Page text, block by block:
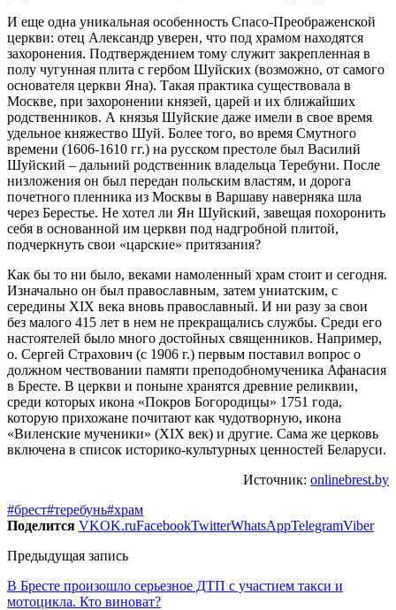
И еще одна уникальная особенность Спасо-Преображенской
церкви: отец Александр уверен, что под храмом находятся
захоронения. Подтверждением тому служит закрепленная в
полу чугунная плита с гербом Шуйских (возможно, от самого
основателя церкви Яна). Такая практика существовала в
Москве, при захоронении князей, царей и их ближайших
родственников. А князья Шуйские даже имели в свое время
удельное княжество Шуй. Более того, во время Смутного
времени (1606-1610 гг.) на русском престоле был Василий
Шуйский – дальний родственник владельца Теребуни. После
низложения он был передан польским властям, и дорога
почетного пленника из Москвы в Варшаву наверняка шла
через Берестье. Не хотел ли Ян Шуйский, завещая похоронить
себя в основанной им церкви под надгробной плитой,
подчеркнуть свои «царские» притязания?
Как бы то ни было, веками намоленный храм стоит и сегодня.
Изначально он был православным, затем униатским, с
середины XIX века вновь православный. И ни разу за свои
без малого 415 лет в нем не прекращались службы. Среди его
настоятелей было много достойных священников. Например,
о. Сергей Страхович (с 1906 г.) первым поставил вопрос о
должном чествовании памяти преподобномученика Афанасия
в Бресте. В церкви и поныне хранятся древние реликвии,
среди которых икона «Покров Богородицы» 1751 года,
которую прихожане почитают как чудотворную, икона
«Виленские мученики» (XIX век) и другие. Сама же церковь
включена в список историко-культурных ценностей Беларуси.
Источник: onlinebrest.by
#брест#теребунь#храм
Поделится VKOK.ruFacebookTwitterWhatsAppTelegramViber
Предыдущая запись
В Бресте произошло серьезное ДТП с участием такси и
мотоцикла. Кто виноват?